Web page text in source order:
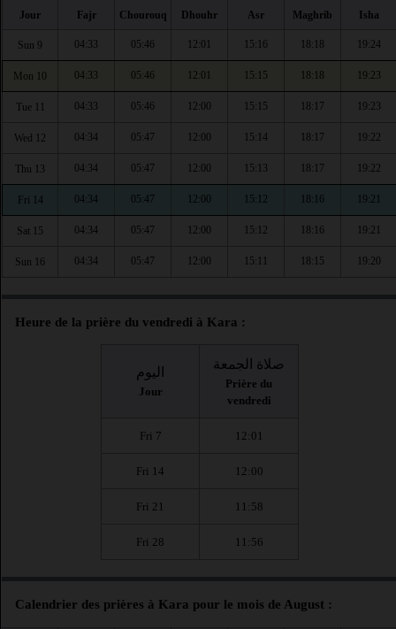
Jour Fajr Chourouq Dhouhr Asr Maghrib Isha
Sun 9 04:33 05:46 12:01 15:16 18:18 19:24
Mon 10 04:33 05:46 12:01 15:15 18:18 19:23
Tue 11 04:33 05:46 12:00 15:15 18:17 19:23
Wed 12 04:34 05:47 12:00 15:14 18:17 19:22
Thu 13 04:34 05:47 12:00 15:13 18:17 19:22
Fri 14 04:34 05:47 12:00 15:12 18:16 19:21
Sat 15 04:34 05:47 12:00 15:12 18:16 19:21
Sun 16 04:34 05:47 12:00 15:11 18:15 19:20
Heure de la prière du vendredi à Kara :
اليوم
Jour
صلاة الجمعة
Prière du
vendredi
Fri 7 12:01
Fri 14 12:00
Fri 21 11:58
Fri 28 11:56
Calendrier des prières à Kara pour le mois de August :